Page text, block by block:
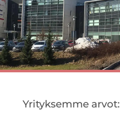
Yrityksemme arvot: